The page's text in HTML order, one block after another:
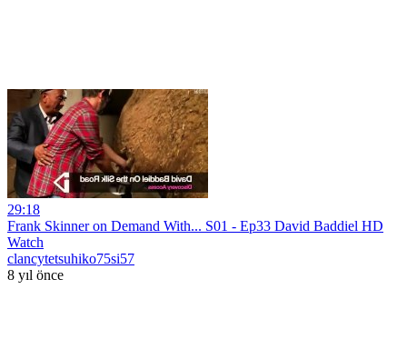
29:18
Frank Skinner on Demand With... S01 - Ep33 David Baddiel HD
Watch
clancytetsuhiko75si57
8 yıl önce